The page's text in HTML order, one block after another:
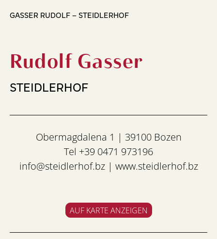
GASSER RUDOLF – STEIDLERHOF
Rudolf Gasser
STEIDLERHOF
Obermagdalena 1 | 39100 Bozen
Tel +39 0471 973196
info@steidlerhof.bz| www.steidlerhof.bz
AUF KARTE ANZEIGEN